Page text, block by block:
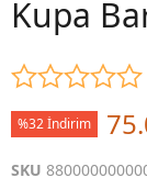
Kupa
%32 İndirim
SKU